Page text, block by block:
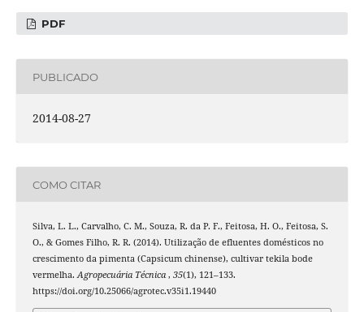
PDF
PUBLICADO
2014-08-27
COMO CITAR
Silva, L. L., Carvalho, C. M., Souza, R. da P. F., Feitosa, H. O., Feitosa, S.
O., & Gomes Filho, R. R. (2014). Utilização de efluentes domésticos no
crescimento da pimenta (Capsicum chinense), cultivar tekila bode
vermelha.Agropecuária Técnica , 35(1), 121–133.
https://doi.org/10.25066/agrotec.v35i1.19440